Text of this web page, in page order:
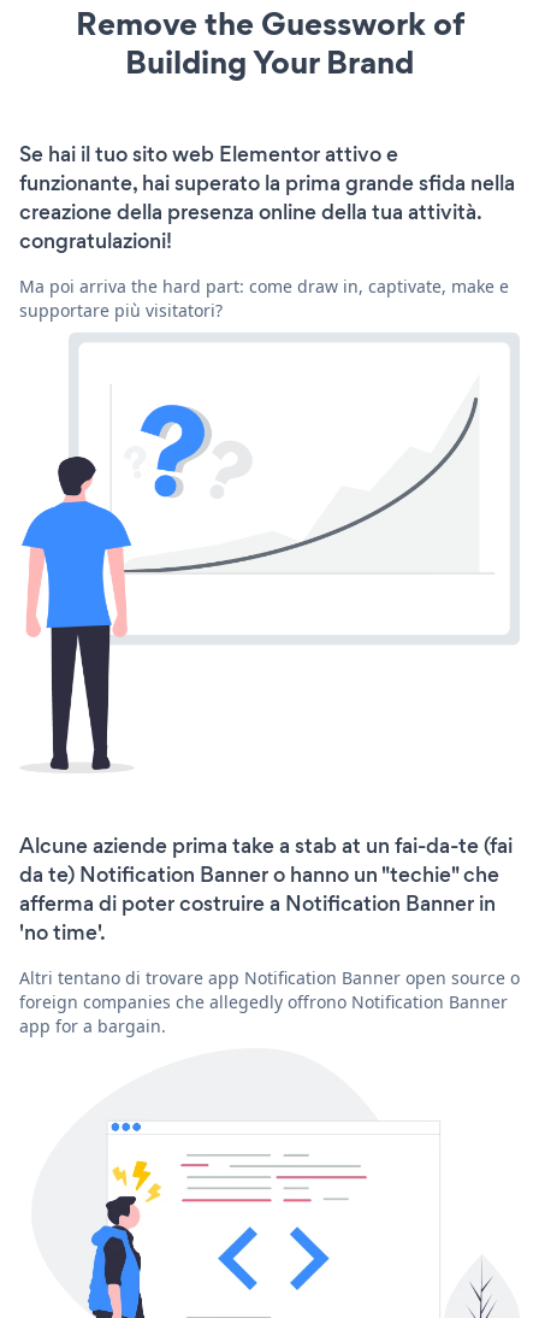
Remove the Guesswork of
Building Your Brand
Se hai il tuo sito web Elementor attivo e
funzionante, hai superato la prima grande sfida nella
creazione della presenza online della tua attività.
congratulazioni!
Ma poi arriva the hard part: come draw in, captivate, make e
supportare più visitatori?
Alcune aziende prima take a stab at un fai-da-te (fai
da te) Notification Banner o hanno un "techie" che
afferma di poter costruire a Notification Banner in
'no time'.
Altri tentano di trovare app Notification Banner open source o
foreign companies che allegedly offrono Notification Banner
app for a bargain.